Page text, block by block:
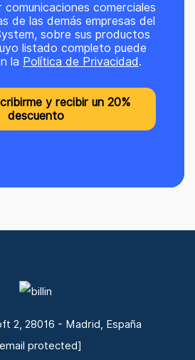
comunicaciones comerciales
de las demás empresas del
sobre sus productos
listado completo puede
la Política de Privacidad .
2, 28016 - Madrid, España
protected]